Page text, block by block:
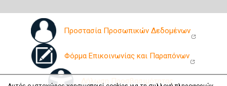
Προστασία Προσωπικών Δεδομένων
Φόρμα Επικοινωνίας και Παραπόνων
Δήλωση Προσβασιμότητας